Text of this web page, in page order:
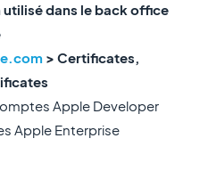
dans le back office
> Certificates,
Apple Developer
Apple Enterprise